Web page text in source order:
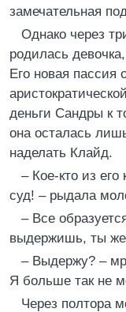
замечательная
Однако через
родилась
Его новая пассия
деньги Сандры к
она осталась
наделать Клайд.
– Кое-кто из его
суд! – рыдала
– Все
выдержишь, ты
– Выдержу? –
Я больше так не
Через полтора